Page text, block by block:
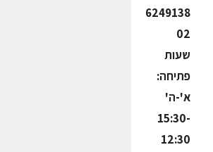
6249138
02
שעות
פתיחה:
א'-ה'
15:30-
12:30